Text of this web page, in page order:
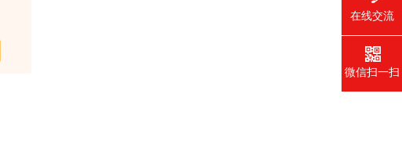
在线交流
微信扫一扫